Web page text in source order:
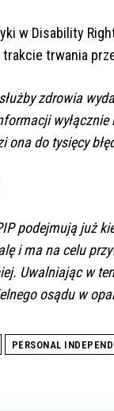
w Disability
trwania
zdrowia
ona do tysięcy
podejmują już
i ma na celu
Uwalniając w
osądu w
PERSONAL